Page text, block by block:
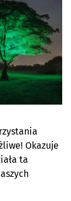
Okazuje
ta